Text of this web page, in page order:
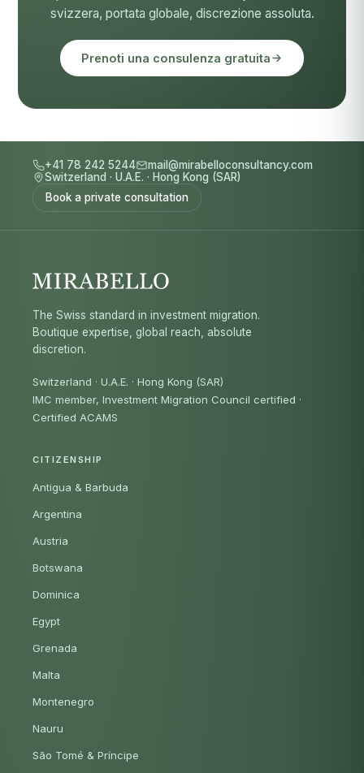
svizzera, portata globale, discrezione assoluta.
Prenoti una consulenza gratuita
+41 78 242 5244
mail@mirabelloconsultancy.com
Switzerland · U.A.E. · Hong Kong (SAR)
Book a private consultation
The Swiss standard in investment migration.
Boutique expertise, global reach, absolute
discretion.
Switzerland · U.A.E. · Hong Kong (SAR)
IMC member, Investment Migration Council certified ·
Certified ACAMS
CITIZENSHIP
Antigua & Barbuda
Argentina
Austria
Botswana
Dominica
Egypt
Grenada
Malta
Montenegro
Nauru
São Tomé & Príncipe